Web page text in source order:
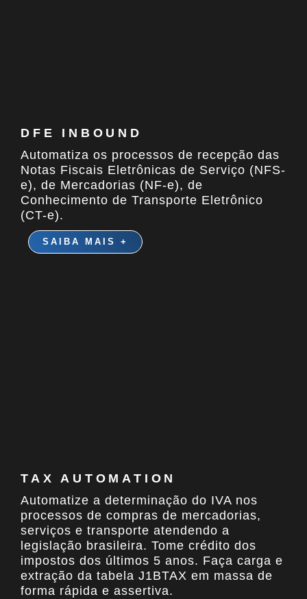
DFE INBOUND
Automatiza os processos de recepção das
Notas Fiscais Eletrônicas de Serviço (NFS-
e), de Mercadorias (NF-e), de
Conhecimento de Transporte Eletrônico
(CT-e).
SAIBA MAIS +
TAX AUTOMATION
Automatize a determinação do IVA nos
processos de compras de mercadorias,
serviços e transporte atendendo a
legislação brasileira. Tome crédito dos
impostos dos últimos 5 anos. Faça carga e
extração da tabela J1BTAX em massa de
forma rápida e assertiva.